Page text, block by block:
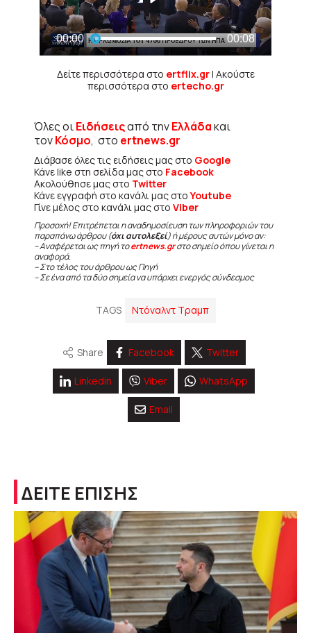
Δείτε περισσότερα στο ertflix.gr| Ακούστε
περισσότερα στο ertecho.gr
Όλες οιΕιδήσειςαπό τηνΕλλάδακαι
τονΚόσμο, στο ertnews.gr
Διάβασε όλες τις ειδήσεις μας στο Google
Κάνε like στη σελίδα μας στο Facebook
Ακολούθησε μας στο Twitter
Κάνε εγγραφή στο κανάλι μας στοYoutube
Γίνε μέλος στο κανάλι μας στο Viber
Προσοχή! Επιτρέπεται η αναδημοσίευση των πληροφοριών του
παραπάνω άρθρου (όχι αυτολεξεί) ή μέρους αυτών μόνο αν:
– Αναφέρεται ως πηγή τοertnews.grστο σημείο όπου γίνεται η
αναφορά.
– Στο τέλος του άρθρου ως Πηγή
– Σε ένα από τα δύο σημεία να υπάρχει ενεργός σύνδεσμος
TAGS Ντόναλντ Τραμπ
Share Facebook Twitter
Linkedin Viber WhatsApp
Email
ΔΕΙΤΕ ΕΠΙΣΗΣ